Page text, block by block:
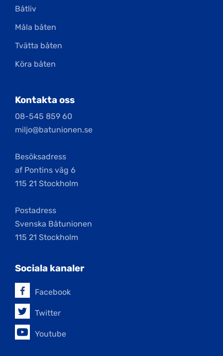
Båtliv
Måla båten
Tvätta båten
Köra båten
Kontakta oss
08-545 859 60
miljo@batunionen.se
Besöksadress
af Pontins väg 6
115 21 Stockholm
Postadress
Svenska Båtunionen
115 21 Stockholm
Sociala kanaler
Facebook
Twitter
Youtube